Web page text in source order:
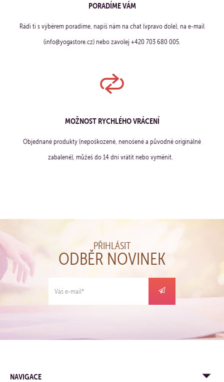
PORADÍME VÁM
Rádi ti s výběrem poradíme, napiš nám na chat (vpravo dole), na e-mail
(info@yogastore.cz) nebo zavolej +420 703 680 005.
MOŽNOST RYCHLÉHO VRÁCENÍ
Objednané produkty (nepoškozené, nenošené a původně originálně
zabalené), můžeš do 14 dní vrátit nebo vyměnit.
PŘIHLÁSIT
ODBĚR NOVINEK
NAVIGACE